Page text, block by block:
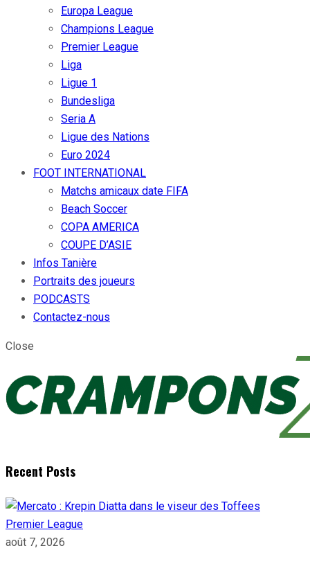
Europa League
Champions League
Premier League
Liga
Ligue 1
Bundesliga
Seria A
Ligue des Nations
Euro 2024
FOOT INTERNATIONAL
Matchs amicaux date FIFA
Beach Soccer
COPA AMERICA
COUPE D’ASIE
Infos Tanière
Portraits des joueurs
PODCASTS
Contactez-nous
Close
Recent Posts
Premier League
août 7, 2026